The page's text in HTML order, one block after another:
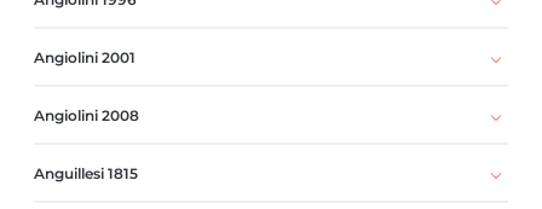
Angiolini 2001
Angiolini 2008
Anguillesi 1815